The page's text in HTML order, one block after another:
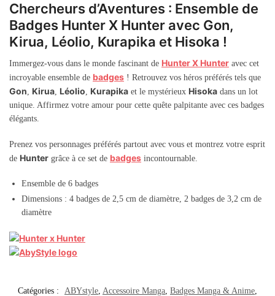
Chercheurs d’Aventures : Ensemble de
Badges Hunter X Hunter avec Gon,
Kirua, Léolio, Kurapika et Hisoka !
Immergez-vous dans le monde fascinant de Hunter X Hunter avec cet
incroyable ensemble de badges ! Retrouvez vos héros préférés tels que
Gon, Kirua, Léolio, Kurapika et le mystérieux Hisoka dans un lot
unique. Affirmez votre amour pour cette quête palpitante avec ces badges
élégants.
Prenez vos personnages préférés partout avec vous et montrez votre esprit
de Hunter grâce à ce set de badges incontournable.
Ensemble de 6 badges
Dimensions : 4 badges de 2,5 cm de diamètre, 2 badges de 3,2 cm de
diamètre
Catégories : ABYstyle Accessoire Manga Badges Manga & Anime